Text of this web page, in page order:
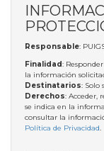
Responsable:
Finalidad:
la información
Destinatarios: Solo
Derechos: Acceder,
se indica en la
consultar la
Política de Privacidad.